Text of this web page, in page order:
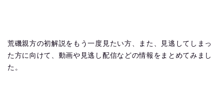
荒磯親方の初解説をもう一度見たい方、また、見逃してしまっ
た方に向けて、動画や見逃し配信などの情報をまとめてみまし
た。